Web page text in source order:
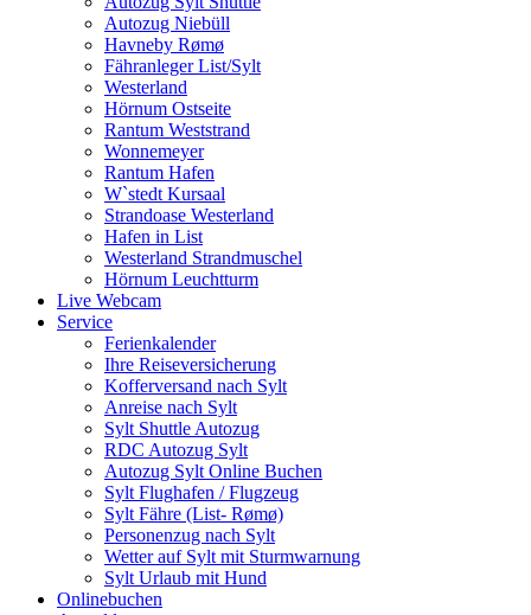
Autozug Niebüll
Havneby Rømø
Fähranleger List/Sylt
Westerland
Hörnum Ostseite
Rantum Weststrand
Wonnemeyer
Rantum Hafen
W`stedt Kursaal
Strandoase Westerland
Hafen in List
Westerland Strandmuschel
Hörnum Leuchtturm
Live Webcam
Service
Ferienkalender
Ihre Reiseversicherung
Kofferversand nach Sylt
Anreise nach Sylt
Sylt Shuttle Autozug
RDC Autozug Sylt
Autozug Sylt Online Buchen
Sylt Flughafen / Flugzeug
Sylt Fähre (List- Rømø)
Personenzug nach Sylt
Wetter auf Sylt mit Sturmwarnung
Sylt Urlaub mit Hund
Onlinebuchen